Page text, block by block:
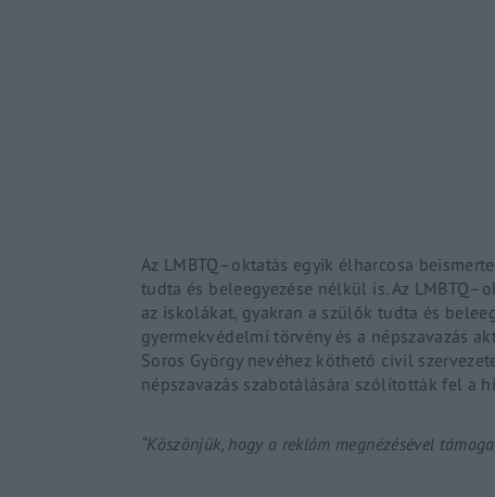
Az LMBTQ –oktatás egyik élharcosa
tudta és beleegyezése nélkül is. Az LMBTQ–
az iskolákat, gyakran a szülők tudta és
gyermekvédelmi törvény és a népszavazás
Soros György nevéhez köthető civil
népszavazás szabotálására szólították fel a
“Köszönjük, hogy a reklám megnézésével